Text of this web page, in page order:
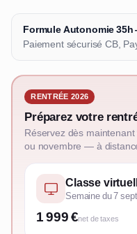
Formule Autonomie 35h
Paiement sécurisé CB,
RENTRÉE 2026
Préparez votre
Réservez dès
ou novembre — à
Classe
Semaine du 7
1 999 €net de taxes